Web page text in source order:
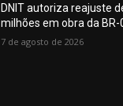
DNIT autoriza reajuste
milhões em obra da
7 de agosto de 2026